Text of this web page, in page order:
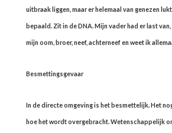
uitbraak liggen, maar er helemaal van genezen
bepaald. Zit in de DNA. Mijn vader had er last
mijn oom, broer, neef, achterneef en weet ik
Besmettingsgevaar
In de directe omgeving is het besmettelijk. Het
hoe het wordt overgebracht. Wetenschappelijk